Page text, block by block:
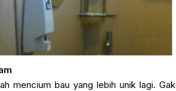
mencium bau yang lebih unik lagi. Gak